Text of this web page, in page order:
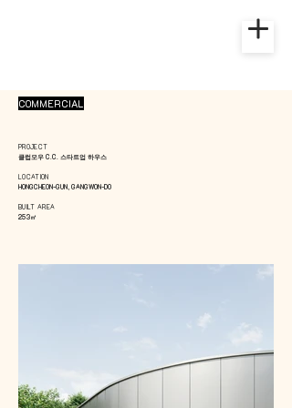
COMMERCIAL
PROJECT
클럽모우 C.C. 스타트업 하우스
LOCATION
HONGCHEON-GUN, GANGWON-DO
BUILT AREA
253㎡